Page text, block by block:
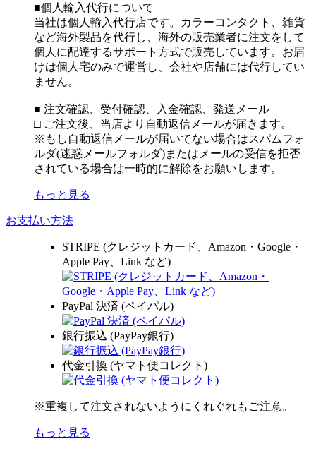
■個人輸入代行について
当社は個人輸入代行店です。カラーコンタクト、雑貨
など海外製品を代行し、海外の販売業者に注文をして
個人に配達するサポート方式で販売しています。お届
けは個人宅のみで運営し、会社や店舗には代行してい
ません。
■ 注文確認、受付確認、入金確認、発送メール
□ ご注文後、当店より自動返信メールが届きます。
※もし自動返信メールが届いてない場合はスパムフォ
ルダ(迷惑メールフォルダ)またはメールの受信を拒否
されている場合は一時的に解除をお願いします。
もっと見る
お支払い方法
STRIPE (クレジットカード、Amazon・Google・
Apple Pay、Link など)
PayPal 決済 (ペイパル)
銀行振込 (PayPay銀行)
代金引換 (ヤマト便コレクト)
※重複して注文されないようにくれぐれもご注意。
もっと見る